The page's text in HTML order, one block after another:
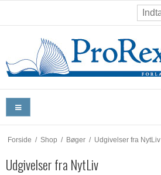
Forside / Shop / Bøger / Udgivelser fra NytLiv
Udgivelser fra NytLiv